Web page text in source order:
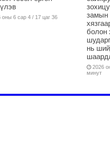
оны 6 сар 4 / 17 цаг 36
замын
болон
нь
2026
минут